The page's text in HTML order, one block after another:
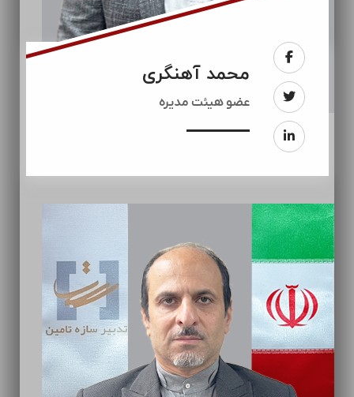
محمد آهنگری
عضو هیئت مدیره